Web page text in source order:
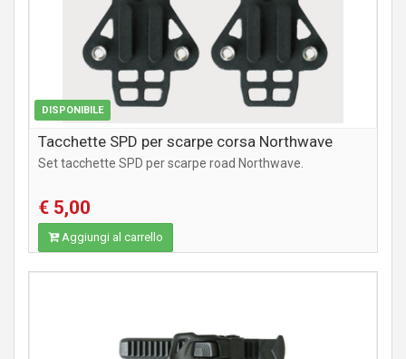
DISPONIBILE
Tacchette SPD per scarpe corsa Northwave
Set tacchette SPD per scarpe road Northwave.
€ 5,00
Aggiungi al carrello